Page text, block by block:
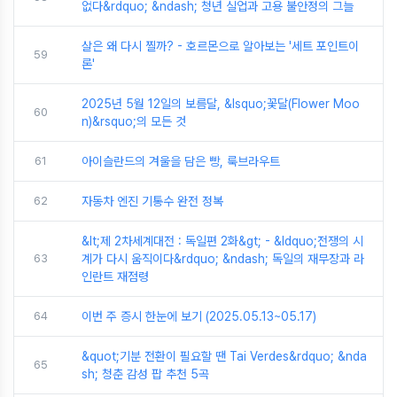
없다&rdquo; &ndash; 청년 실업과 고용 불안정의 그늘
59
살은 왜 다시 찔까? - 호르몬으로 알아보는 '세트 포인트이
론'
60
2025년 5월 12일의 보름달, &lsquo;꽃달(Flower Moo
n)&rsquo;의 모든 것
61 아이슬란드의 겨울을 담은 빵, 룩브라우트
62 자동차 엔진 기통수 완전 정복
63
&lt;제 2차세계대전 : 독일편 2화&gt; - &ldquo;전쟁의 시
계가 다시 움직이다&rdquo; &ndash; 독일의 재무장과 라
인란트 재점령
64 이번 주 증시 한눈에 보기 (2025.05.13~05.17)
65
&quot;기분 전환이 필요할 땐 Tai Verdes&rdquo; &nda
sh; 청춘 감성 팝 추천 5곡